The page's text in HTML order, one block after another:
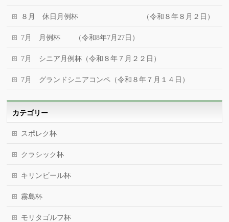
８月 休日月例杯 （令和８年８月２日）
7月 月例杯 （令和8年7月27日）
7月 シニア月例杯（令和８年７月２２日）
7月 グランドシニアコンペ（令和８年７月１４日）
カテゴリー
スポレク杯
クラシック杯
キリンビール杯
霧島杯
モリタゴルフ杯